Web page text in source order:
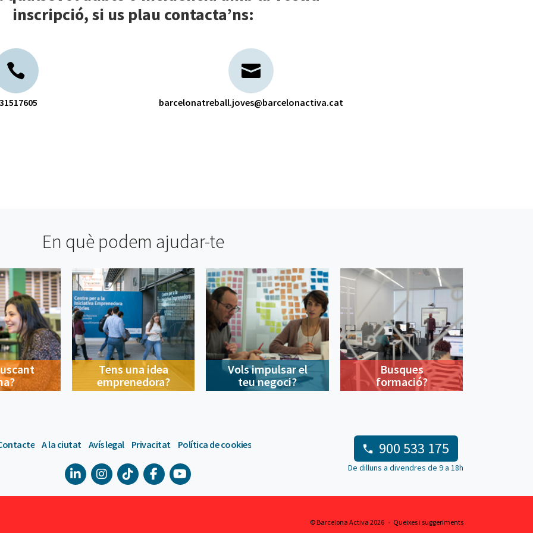
inscripció, si us plau contacta’ns:
barcelonatreball.joves@barcelonactiva.cat
En què podem ajudar-te
Tens una idea
emprenedora?
Vols impulsar el
teu negoci?
Busques
formació?
A la ciutat Avís legal Privacitat Política de cookies 900 533 175
De dilluns a divendres de 9 a 18h
© Barcelona Activa 2026 Queixes i suggeriments